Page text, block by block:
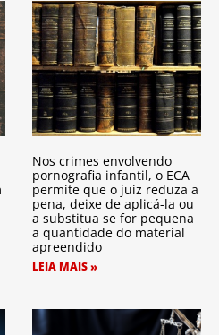
Nos crimes envolvendo
pornografia infantil, o ECA
permite que o juiz reduza a
pena, deixe de aplicá-la ou
a substitua se for pequena
a quantidade do material
apreendido
LEIA MAIS »